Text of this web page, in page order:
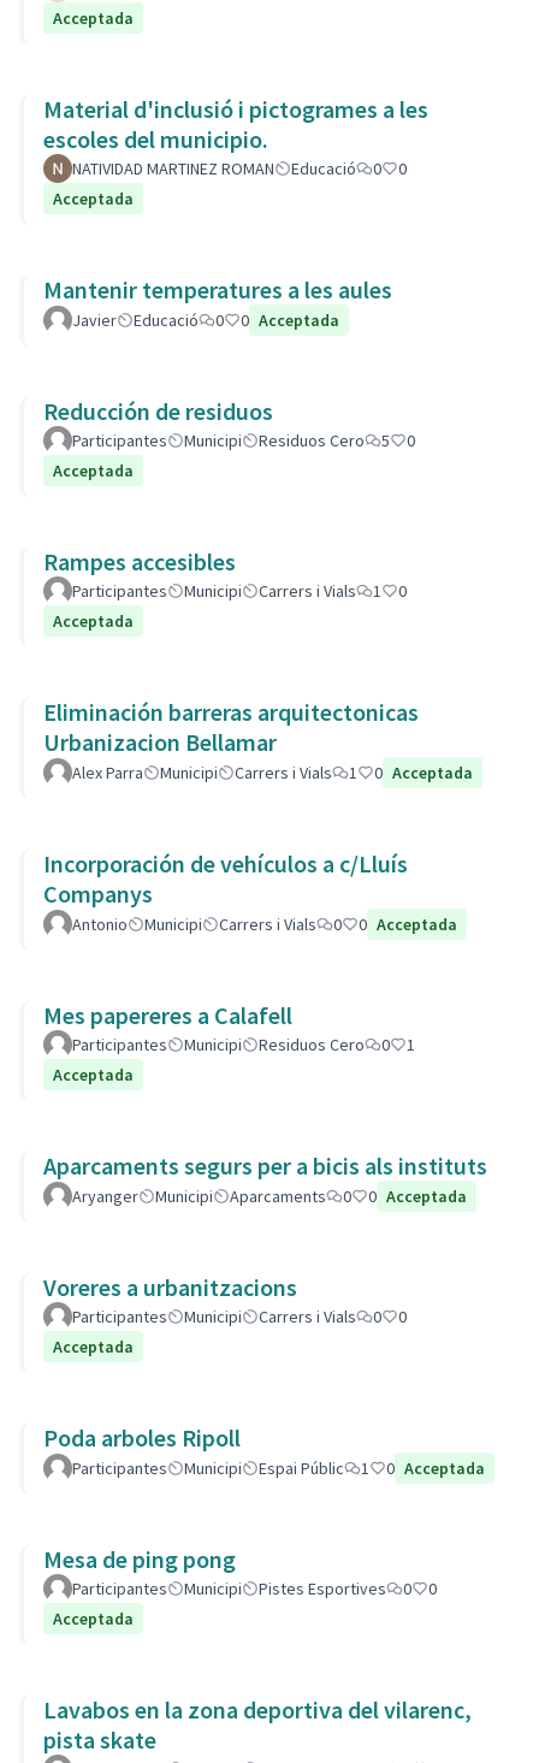
Acceptada
Material d'inclusió i pictogrames a les
escoles del municipio.
NATIVIDAD MARTINEZ ROMAN Educació 0
0
Acceptada
Mantenir temperatures a les aules
Javier Educació 0 0 Acceptada
Reducción de residuos
Participantes Municipi Residuos Cero 5
0
Acceptada
Rampes accesibles
Participantes Municipi Carrers i Vials 1
0
Acceptada
Eliminación barreras arquitectonicas
Urbanizacion Bellamar
Alex Parra Municipi Carrers i Vials 1 0 Acceptada
Incorporación de vehículos a c/Lluís
Companys
Antonio Municipi Carrers i Vials 0 0 Acceptada
Mes papereres a Calafell
Participantes Municipi Residuos Cero 0
1
Acceptada
Aparcaments segurs per a bicis als instituts
Aryanger Municipi Aparcaments 0 0 Acceptada
Voreres a urbanitzacions
Participantes Municipi Carrers i Vials 0
0
Acceptada
Poda arboles Ripoll
Participantes Municipi Espai Públic 1 0 Acceptada
Mesa de ping pong
Participantes Municipi Pistes Esportives 0
0
Acceptada
Lavabos en la zona deportiva del vilarenc,
pista skate